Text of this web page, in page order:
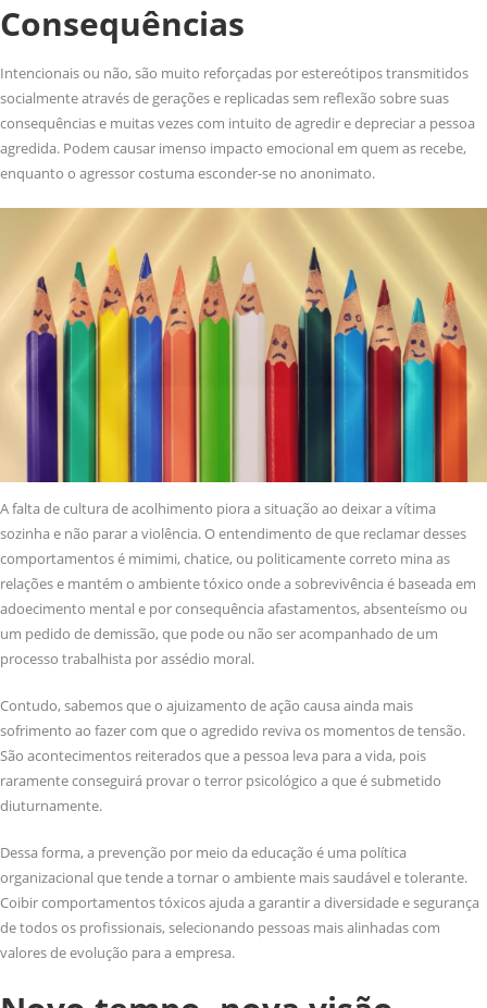
Consequências
Intencionais ou não, são muito reforçadas por estereótipos transmitidos
socialmente através de gerações e replicadas sem reflexão sobre suas
consequências e muitas vezes com intuito de agredir e depreciar a pessoa
agredida. Podem causar imenso impacto emocional em quem as recebe,
enquanto o agressor costuma esconder-se no anonimato.
A falta de cultura de acolhimento piora a situação ao deixar a vítima
sozinha e não parar a violência. O entendimento de que reclamar desses
comportamentos é mimimi, chatice, ou politicamente correto mina as
relações e mantém o ambiente tóxico onde a sobrevivência é baseada em
adoecimento mental e por consequência afastamentos, absenteísmo ou
um pedido de demissão, que pode ou não ser acompanhado de um
processo trabalhista por assédio moral.
Contudo, sabemos que o ajuizamento de ação causa ainda mais
sofrimento ao fazer com que o agredido reviva os momentos de tensão.
São acontecimentos reiterados que a pessoa leva para a vida, pois
raramente conseguirá provar o terror psicológico a que é submetido
diuturnamente.
Dessa forma, a prevenção por meio da educação é uma política
organizacional que tende a tornar o ambiente mais saudável e tolerante.
Coibir comportamentos tóxicos ajuda a garantir a diversidade e segurança
de todos os profissionais, selecionando pessoas mais alinhadas com
valores de evolução para a empresa.